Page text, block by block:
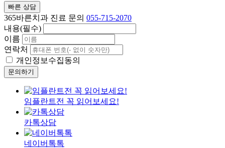
빠른 상담
365바른치과 진료 문의 055-715-2070
내용(필수)
이름
연락처
개인정보수집동의
문의하기
임플란트전 꼭 읽어보세요!
카톡상담
네이버톡톡